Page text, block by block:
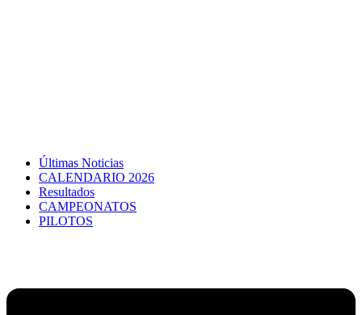
Últimas Noticias
CALENDARIO 2026
Resultados
CAMPEONATOS
PILOTOS